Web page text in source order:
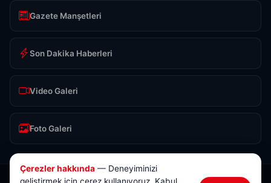
Gazete Manşetleri
Son Dakika Haberleri
Video Galeri
Foto Galeri
© 2026 Anlık Sivas Haber. Tüm hakları saklıdır.
Çerezler hakkında — Deneyiminizi